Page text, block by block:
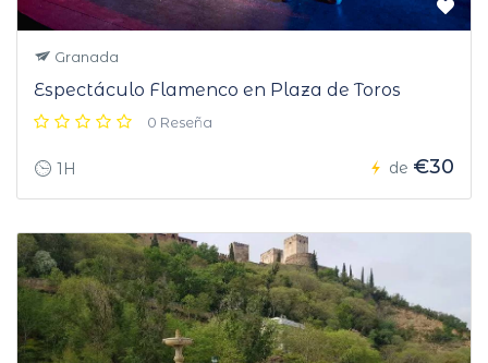
Granada
Espectáculo Flamenco en Plaza de Toros
0 Reseña
1H de €30